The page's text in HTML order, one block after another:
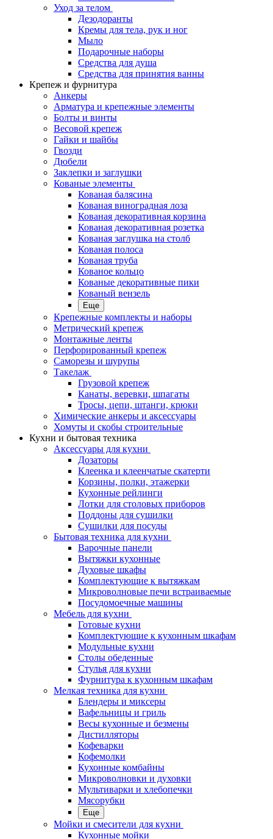
Уход за телом
Дезодоранты
Кремы для тела, рук и ног
Мыло
Подарочные наборы
Средства для душа
Средства для принятия ванны
Крепеж и фурнитура
Анкеры
Арматура и крепежные элементы
Болты и винты
Весовой крепеж
Гайки и шайбы
Гвозди
Дюбели
Заклепки и заглушки
Кованые элементы
Кованая балясина
Кованая виноградная лоза
Кованая декоративная корзина
Кованая декоративная розетка
Кованая заглушка на столб
Кованая полоса
Кованая труба
Кованое кольцо
Кованые декоративные пики
Кованый вензель
Еще
Крепежные комплекты и наборы
Метрический крепеж
Монтажные ленты
Перфорированный крепеж
Саморезы и шурупы
Такелаж
Грузовой крепеж
Канаты, веревки, шпагаты
Тросы, цепи, штанги, крюки
Химические анкеры и аксессуары
Хомуты и скобы строительные
Кухни и бытовая техника
Аксессуары для кухни
Дозаторы
Клеенка и клеенчатые скатерти
Корзины, полки, этажерки
Кухонные рейлинги
Лотки для столовых приборов
Поддоны для сушилки
Сушилки для посуды
Бытовая техника для кухни
Варочные панели
Вытяжки кухонные
Духовые шкафы
Комплектующие к вытяжкам
Микроволновые печи встраиваемые
Посудомоечные машины
Мебель для кухни
Готовые кухни
Комплектующие к кухонным шкафам
Модульные кухни
Столы обеденные
Стулья для кухни
Фурнитура к кухонным шкафам
Мелкая техника для кухни
Блендеры и миксеры
Вафельницы и гриль
Весы кухонные и безмены
Дистилляторы
Кофеварки
Кофемолки
Кухонные комбайны
Микроволновки и духовки
Мультиварки и хлебопечки
Мясорубки
Еще
Мойки и смесители для кухни
Кухонные мойки